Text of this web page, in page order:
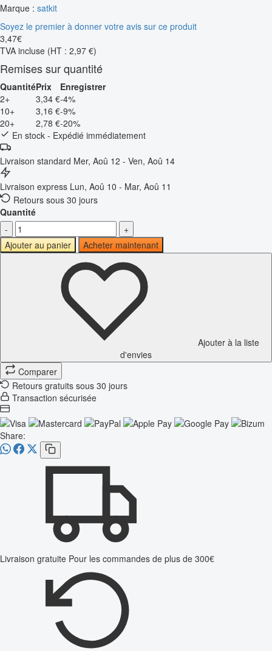
Marque : satkit
Soyez le premier à donner votre avis sur ce produit
3,47€
TVA incluse (HT : 2,97 €)
Remises sur quantité
QuantitéPrix
Enregistrer
2+
3,34 €-4%
10+
3,16 €-9%
20+
2,78 €-20%
En stock - Expédié immédiatement
Livraison standard Mer, Aoû 12 - Ven, Aoû 14
Livraison express Lun, Aoû 10 - Mar, Aoû 11
Retours sous 30 jours
Quantité
-
+
Ajouter au panier
Acheter maintenant
Ajouter à la liste
d'envies
Comparer
Retours gratuits sous 30 jours
Transaction sécurisée
Share:
Livraison gratuite Pour les commandes de plus de 300€